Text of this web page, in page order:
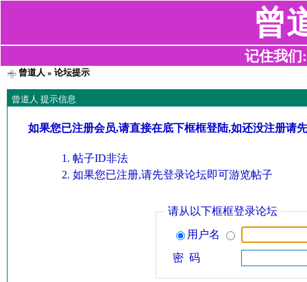
曾
记住我们
曾道人 » 论坛提示
曾道人 提示信息
如果您已注册会员,请直接在底下框框登陆,如还没注册请
帖子ID非法
如果您已注册,请先登录论坛即可游览帖子
请从以下框框登录论坛
用户名
密 码